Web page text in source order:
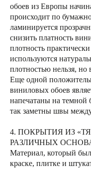
обоев из Европы
происходит по
ламинируется
снизить платность
плотность
используются
плотностью нельзя,
Еще одной
виниловых обоев
напечатаны на темной
так заметны швы
4. ПОКРЫТИЯ ИЗ
РАЗЛИЧНЫХ
Материал, который был
краске, плитке и